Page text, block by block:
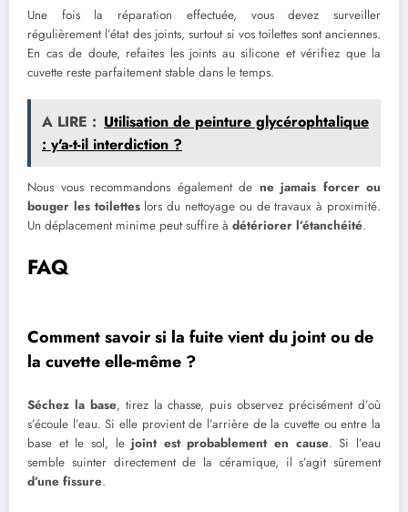
Une fois la réparation effectuée, vous devez surveiller
régulièrement l’état des joints, surtout si vos toilettes sont anciennes.
En cas de doute, refaites les joints au silicone et vérifiez que la
cuvette reste parfaitement stable dans le temps.
A LIRE : Utilisation de peinture glycérophtalique
: y'a-t-il interdiction ?
Nous vous recommandons également de ne jamais forcer ou
bouger les toiletteslors du nettoyage ou de travaux à proximité.
Un déplacement minime peut suffire à détériorer l’étanchéité.
FAQ
Comment savoir si la fuite vient du joint ou de
la cuvette elle-même ?
Séchez la base, tirez la chasse, puis observez précisément d’où
s’écoule l’eau. Si elle provient de l’arrière de la cuvette ou entre la
base et le sol, lejoint est probablement en cause. Si l’eau
semble suinter directement de la céramique, il s’agit sûrement
d’une fissure.